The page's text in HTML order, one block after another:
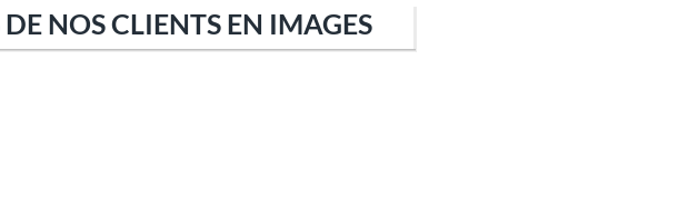
NOS CLIENTS EN IMAGES